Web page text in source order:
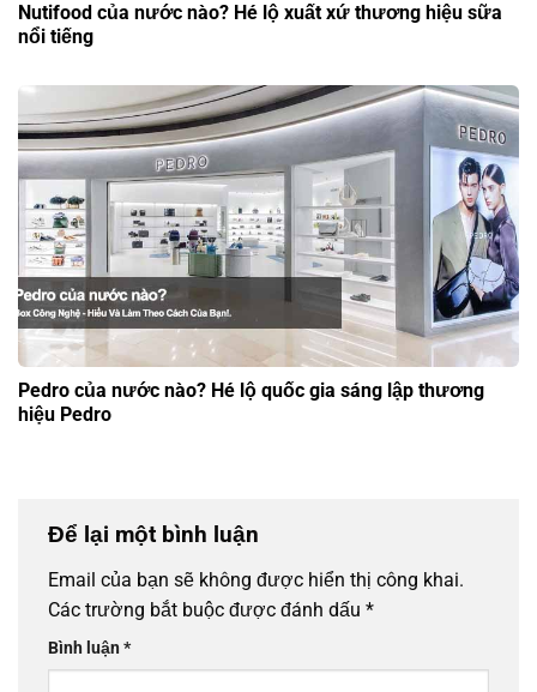
Nutifood của nước nào? Hé lộ xuất xứ thương hiệu sữa
nổi tiếng
Pedro của nước nào? Hé lộ quốc gia sáng lập thương
hiệu Pedro
Để lại một bình luận
Email của bạn sẽ không được hiển thị công khai.
Các trường bắt buộc được đánh dấu *
Bình luận*